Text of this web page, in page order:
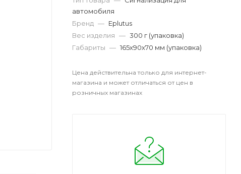
автомобиля
Бренд — Eplutus
Вес изделия — 300 г (упаковка)
Габариты — 165х90х70 мм (упаковка)
Цена действительна только для интернет-
магазина и может отличаться от цен в
розничных магазинах